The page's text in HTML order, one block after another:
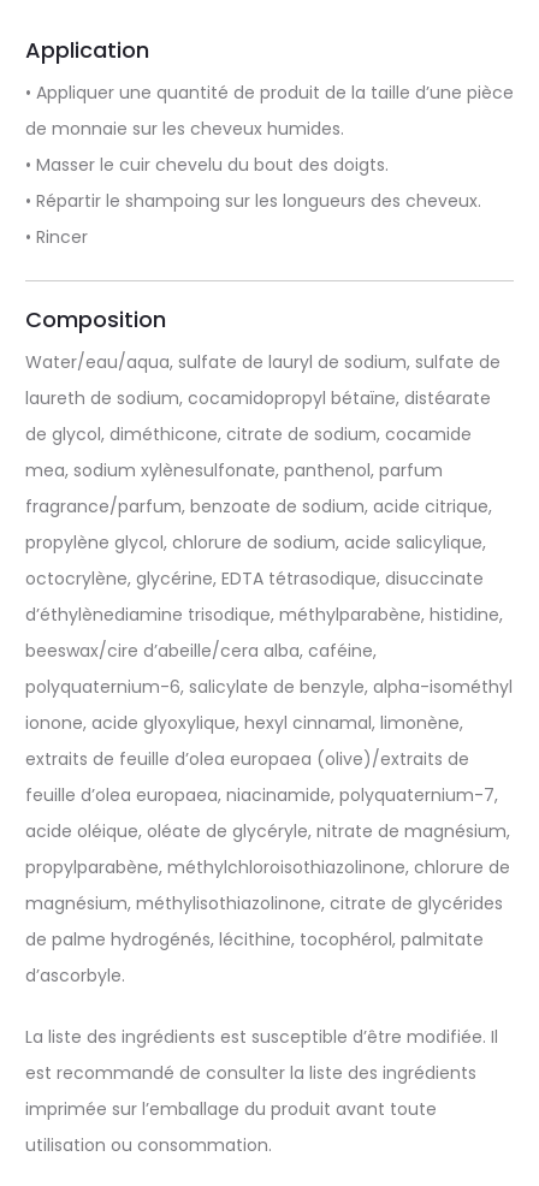
Application
• Appliquer une quantité de produit de la taille d’une pièce
de monnaie sur les cheveux humides.
• Masser le cuir chevelu du bout des doigts.
• Répartir le shampoing sur les longueurs des cheveux.
• Rincer
Composition
Water/eau/aqua, sulfate de lauryl de sodium, sulfate de
laureth de sodium, cocamidopropyl bétaïne, distéarate
de glycol, diméthicone, citrate de sodium, cocamide
mea, sodium xylènesulfonate, panthenol, parfum
fragrance/parfum, benzoate de sodium, acide citrique,
propylène glycol, chlorure de sodium, acide salicylique,
octocrylène, glycérine, EDTA tétrasodique, disuccinate
d’éthylènediamine trisodique, méthylparabène, histidine,
beeswax/cire d’abeille/cera alba, caféine,
polyquaternium-6, salicylate de benzyle, alpha-isométhyl
ionone, acide glyoxylique, hexyl cinnamal, limonène,
extraits de feuille d’olea europaea (olive)/extraits de
feuille d’olea europaea, niacinamide, polyquaternium-7,
acide oléique, oléate de glycéryle, nitrate de magnésium,
propylparabène, méthylchloroisothiazolinone, chlorure de
magnésium, méthylisothiazolinone, citrate de glycérides
de palme hydrogénés, lécithine, tocophérol, palmitate
d’ascorbyle.
La liste des ingrédients est susceptible d’être modifiée. Il
est recommandé de consulter la liste des ingrédients
imprimée sur l’emballage du produit avant toute
utilisation ou consommation.